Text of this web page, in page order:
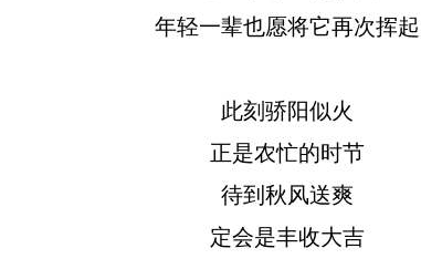
年轻一辈也愿将它再次挥起
此刻骄阳似火
正是农忙的时节
待到秋风送爽
定会是丰收大吉